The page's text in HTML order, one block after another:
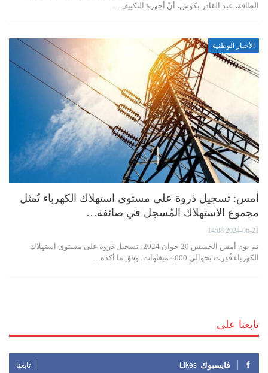
الطاقة، عبد القادر بكوش، أنّ أجهزة التكييف…
الأخبار الوطنية
أمس: تسجيل ذروة على مستوى استهلاك الكهرباء تُمثل
مجموع الاستهلاك المُسجل في صائفة…
2024-06-21 14:08
تم يوم أمس الخميس 20 جوان 2024، تسجيل ذروة على مستوى استهلاك
الكهرباء قُدِرت بحوالي 4000 ميغاوات، وفق ما أكده…
تابعنا على
فايسبوك Likes تابعنا